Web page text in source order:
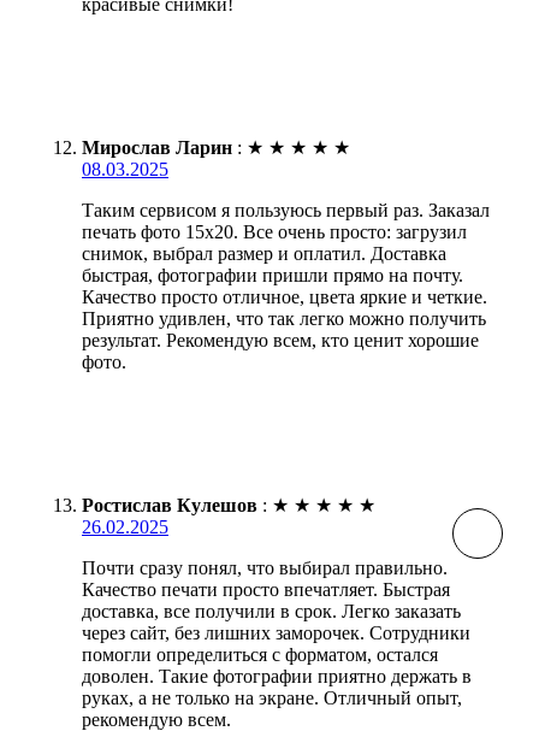
Мирослав Ларин : ★ ★ ★ ★ ★
08.03.2025
Таким сервисом я пользуюсь первый раз. Заказал
печать фото 15х20. Все очень просто: загрузил
снимок, выбрал размер и оплатил. Доставка
быстрая, фотографии пришли прямо на почту.
Качество просто отличное, цвета яркие и четкие.
Приятно удивлен, что так легко можно получить
результат. Рекомендую всем, кто ценит хорошие
фото.
Ростислав Кулешов : ★ ★ ★ ★ ★
26.02.2025
Почти сразу понял, что выбирал правильно.
Качество печати просто впечатляет. Быстрая
доставка, все получили в срок. Легко заказать
через сайт, без лишних заморочек. Сотрудники
помогли определиться с форматом, остался
доволен. Такие фотографии приятно держать в
руках, а не только на экране. Отличный опыт,
рекомендую всем.